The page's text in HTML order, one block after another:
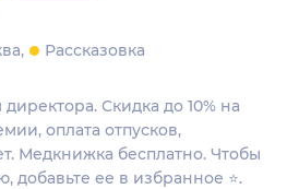
Рассказовка
Скидка до 10% на
оплата отпусков,
Медкнижка бесплатно. Чтобы
добавьте ее в избранное ⭐.